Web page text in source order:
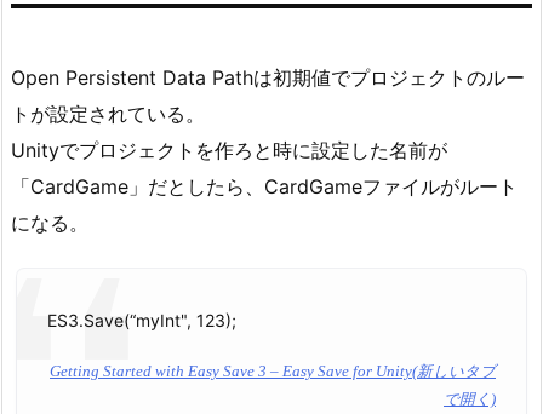
Open Persistent Data Pathは初期値でプロジェクトのルー
トが設定されている。
Unityでプロジェクトを作ろと時に設定した名前が
「CardGame」だとしたら、CardGameファイルがルート
になる。
ES3.Save(“myInt", 123);
Getting Started with Easy Save 3 – Easy Save for Unity(新しいタブ
で開く)